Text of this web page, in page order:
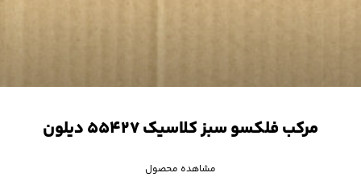
مرکب فلکسو سبز کلاسیک ۵۵۴۲۷ دیلون
مشاهده محصول